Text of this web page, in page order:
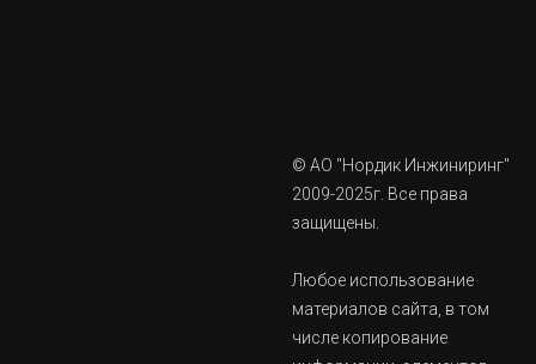
© АО "Нордик Инжиниринг"
2009-2025г. Все права
защищены.
Любое использование
материалов сайта, в том
числе копирование